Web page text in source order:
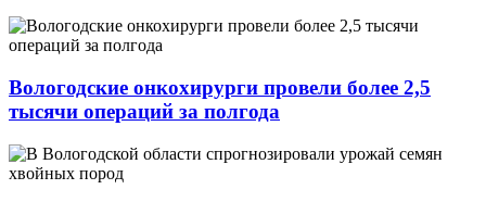
Вологодские онкохирурги провели более 2,5
тыcячи операций за полгода